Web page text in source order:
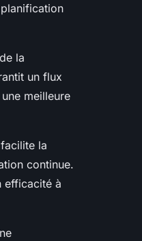
la
un flux
meilleure
la
continue.
efficacité à